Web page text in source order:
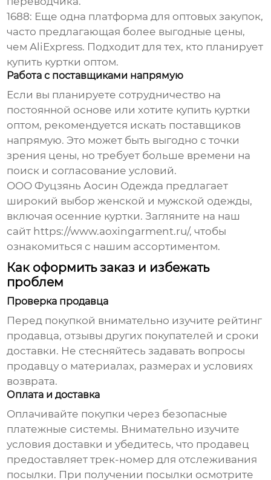
1688: Еще одна платформа для оптовых закупок,
часто предлагающая более выгодные цены,
чем AliExpress. Подходит для тех, кто планирует
купить куртки оптом.
Работа с поставщиками напрямую
Если вы планируете сотрудничество на
постоянной основе или хотите купить куртки
оптом, рекомендуется искать поставщиков
напрямую. Это может быть выгодно с точки
зрения цены, но требует больше времени на
поиск и согласование условий.
ООО Фуцзянь Аосин Одежда предлагает
широкий выбор женской и мужской одежды,
включая осенние куртки. Загляните на наш
сайт https://www.aoxingarment.ru/, чтобы
ознакомиться с нашим ассортиментом.
Как оформить заказ и избежать
проблем
Проверка продавца
Перед покупкой внимательно изучите рейтинг
продавца, отзывы других покупателей и сроки
доставки. Не стесняйтесь задавать вопросы
продавцу о материалах, размерах и условиях
возврата.
Оплата и доставка
Оплачивайте покупки через безопасные
платежные системы. Внимательно изучите
условия доставки и убедитесь, что продавец
предоставляет трек-номер для отслеживания
посылки. При получении посылки осмотрите